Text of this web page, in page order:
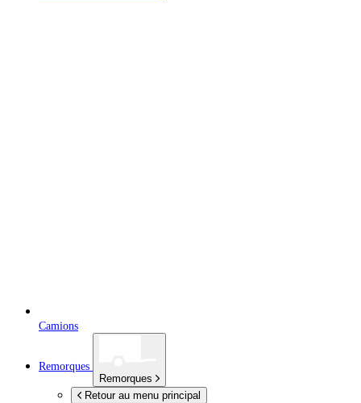
Camions
Remorques
Remorques
Retour au menu principal